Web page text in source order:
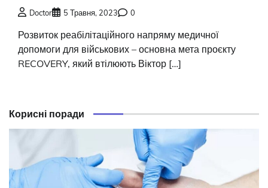
Doctor 5 Травня, 2023 0
Розвиток реабілітаційного напряму медичної
допомоги для військових – основна мета проєкту
RECOVERY, який втілюють Віктор […]
Корисні поради